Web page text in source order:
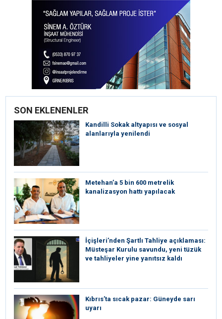
SON EKLENENLER
Kandilli Sokak altyapısı ve sosyal
alanlarıyla yenilendi
Metehan’a 5 bin 600 metrelik
kanalizasyon hattı yapılacak
İçişleri’nden Şartlı Tahliye açıklaması:
Müsteşar Kurulu savundu, yeni tüzük
ve tahliyeler yine yanıtsız kaldı
Kıbrıs’ta sıcak pazar: Güneyde sarı
uyarı